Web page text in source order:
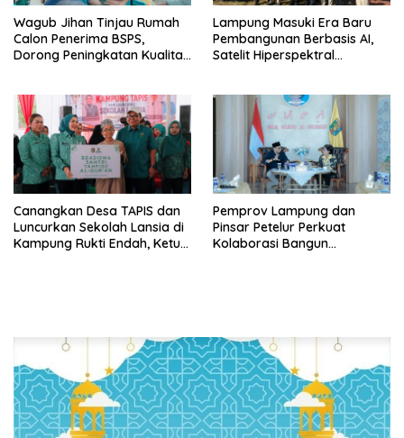
Wagub Jihan Tinjau Rumah
Calon Penerima BSPS,
Dorong Peningkatan Kualitas
Lampung Masuki Era Baru
Pembangunan Berbasis AI,
Satelit Hiperspektral
Canangkan Desa TAPIS dan
Luncurkan Sekolah Lansia di
Kampung Rukti Endah, Ketua
Pemprov Lampung dan
Pinsar Petelur Perkuat
Kolaborasi Bangun